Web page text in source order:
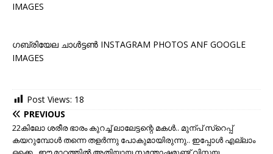
IMAGES
ഗബ്രിയേല ചാൾട്ടൺ INSTAGRAM PHOTOS ANF GOOGLE
IMAGES
Post Views: 18
PREVIOUS
22കിലോ ശരീര ഭാരം കുറച്ച് ലാലേട്ടന്റെ മകള്‍.. മുന്പ് സ്റെപ്പ്
കയറുമ്പോള്‍ തന്നെ തളര്‍ന്നു പോകുമായിരുന്നു.. ഇപ്പോള്‍ എല്ലാം